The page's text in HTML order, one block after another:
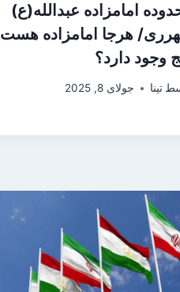
امامزاده عبدالله(ع)
هرجا امامزاده هست
وجود دارد؟
تینا جولای 8, 2025